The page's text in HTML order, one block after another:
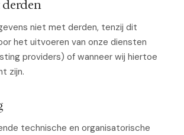
derden
niet met derden, tenzij dit
het uitvoeren van onze diensten
providers) of wanneer wij hiertoe
zijn.
technische en organisatorische